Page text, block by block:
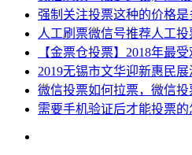
强制关注投票这种的价格是
人工刷票微信号推荐人工投
【金票仓投票】2018年最
2019无锡市文华迎新惠民
微信投票如何拉票，微信
需要手机验证后才能投票的